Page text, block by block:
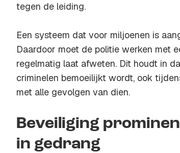
tegen de leiding.
Een systeem dat voor miljoenen is
Daardoor moet de politie werken met
regelmatig laat afweten. Dit houdt in
criminelen bemoeilijkt wordt, ook
met alle gevolgen van dien.
Beveiliging
in gedrang